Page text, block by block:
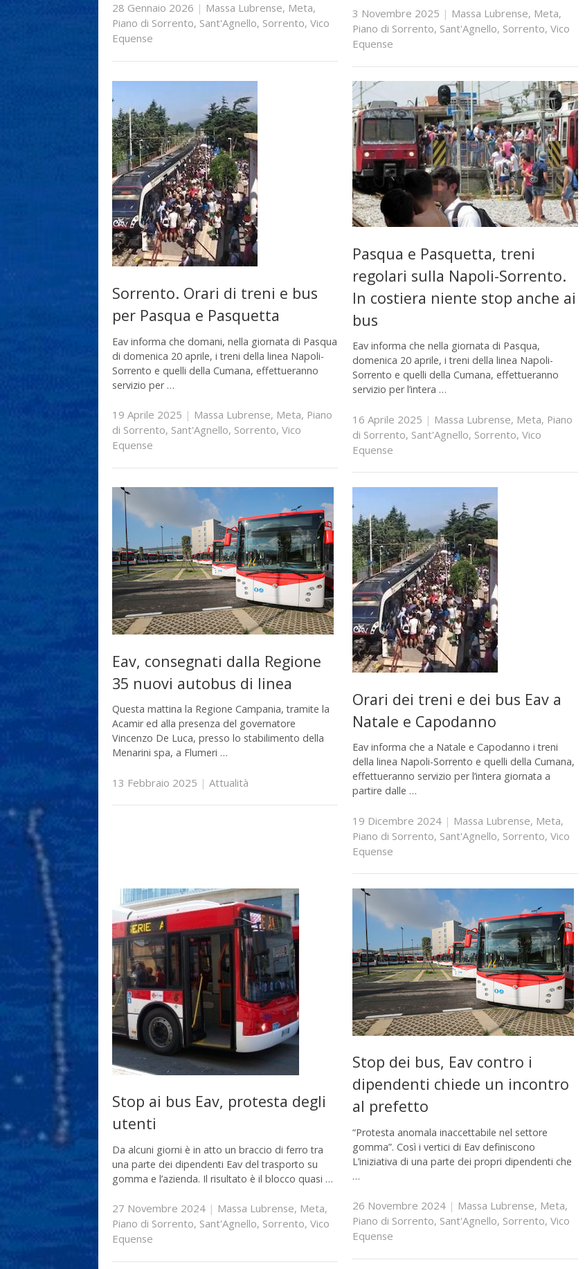
28 Gennaio 2026 | Massa Lubrense, Meta,
Piano di Sorrento, Sant'Agnello, Sorrento, Vico
Equense
3 Novembre 2025 | Massa Lubrense, Meta,
Piano di Sorrento, Sant'Agnello, Sorrento, Vico
Equense
Sorrento. Orari di treni e bus
per Pasqua e Pasquetta
Eav informa che domani, nella giornata di Pasqua
di domenica 20 aprile, i treni della linea Napoli-
Sorrento e quelli della Cumana, effettueranno
servizio per …
19 Aprile 2025 | Massa Lubrense, Meta, Piano
di Sorrento, Sant'Agnello, Sorrento, Vico
Equense
Pasqua e Pasquetta, treni
regolari sulla Napoli-Sorrento.
In costiera niente stop anche ai
bus
Eav informa che nella giornata di Pasqua,
domenica 20 aprile, i treni della linea Napoli-
Sorrento e quelli della Cumana, effettueranno
servizio per l’intera …
16 Aprile 2025 | Massa Lubrense, Meta, Piano
di Sorrento, Sant'Agnello, Sorrento, Vico
Equense
Eav, consegnati dalla Regione
35 nuovi autobus di linea
Questa mattina la Regione Campania, tramite la
Acamir ed alla presenza del governatore
Vincenzo De Luca, presso lo stabilimento della
Menarini spa, a Flumeri …
13 Febbraio 2025 | Attualità
Orari dei treni e dei bus Eav a
Natale e Capodanno
Eav informa che a Natale e Capodanno i treni
della linea Napoli-Sorrento e quelli della Cumana,
effettueranno servizio per l’intera giornata a
partire dalle …
19 Dicembre 2024| Massa Lubrense, Meta,
Piano di Sorrento, Sant'Agnello, Sorrento, Vico
Equense
Stop ai bus Eav, protesta degli
utenti
Da alcuni giorni è in atto un braccio di ferro tra
una parte dei dipendenti Eav del trasporto su
gomma e l’azienda. Il risultato è il blocco quasi …
27 Novembre 2024 | Massa Lubrense, Meta,
Piano di Sorrento, Sant'Agnello, Sorrento, Vico
Equense
Stop dei bus, Eav contro i
dipendenti chiede un incontro
al prefetto
“Protesta anomala inaccettabile nel settore
gomma”. Così i vertici di Eav definiscono
L’iniziativa di una parte dei propri dipendenti che
…
26 Novembre 2024| Massa Lubrense, Meta,
Piano di Sorrento, Sant'Agnello, Sorrento, Vico
Equense